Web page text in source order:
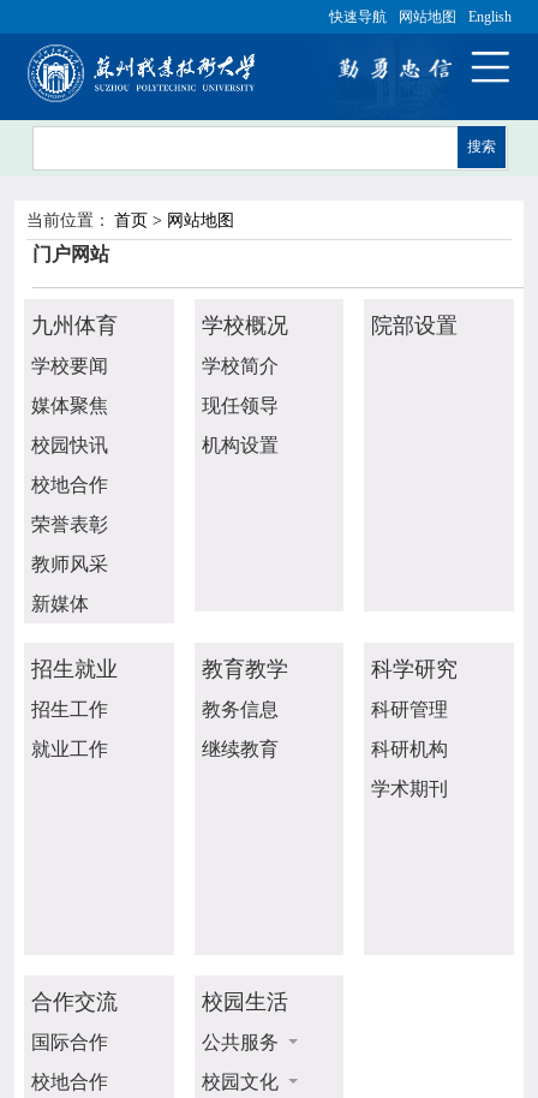
快速导航 网站地图 English
搜索
当前位置： 首页 > 网站地图
门户网站
九州体育
学校要闻
媒体聚焦
校园快讯
校地合作
荣誉表彰
教师风采
新媒体
学校概况
学校简介
现任领导
机构设置
院部设置
招生就业
招生工作
就业工作
教育教学
教务信息
继续教育
科学研究
科研管理
科研机构
学术期刊
合作交流
国际合作
校地合作
校园生活
公共服务
校园文化